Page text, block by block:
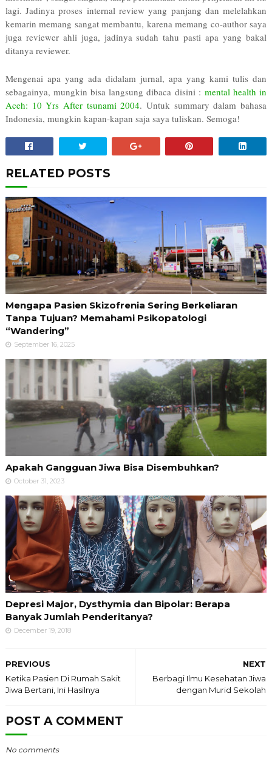
lagi. Jadinya proses internal review yang panjang dan melelahkan
kemarin memang sangat membantu, karena memang co-author saya
juga reviewer ahli juga, jadinya sudah tahu pasti apa yang bakal
ditanya reviewer.
Mengenai apa yang ada didalam jurnal, apa yang kami tulis dan
sebagainya, mungkin bisa langsung dibaca disini : mental health in
Aceh: 10 Yrs After tsunami 2004. Untuk summary dalam bahasa
Indonesia, mungkin kapan-kapan saja saya tuliskan. Semoga!
RELATED POSTS
Mengapa Pasien Skizofrenia Sering Berkeliaran
Tanpa Tujuan? Memahami Psikopatologi
“Wandering”
September 16, 2025
Apakah Gangguan Jiwa Bisa Disembuhkan?
October 31, 2023
Depresi Major, Dysthymia dan Bipolar: Berapa
Banyak Jumlah Penderitanya?
December 19, 2018
NEXT
Berbagi Ilmu Kesehatan Jiwa
dengan Murid Sekolah
PREVIOUS
Ketika Pasien Di Rumah Sakit
Jiwa Bertani, Ini Hasilnya
POST A COMMENT
No comments